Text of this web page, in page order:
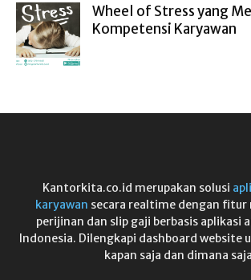
Wheel of Stress yang
Kompetensi Karyawan
Kantorkita.co.id merupakan solusi
karyawan secara realtime dengan
perijinan dan slip gaji berbasis aplikasi
Indonesia. Dilengkapi dashboard website
kapan saja dan dimana